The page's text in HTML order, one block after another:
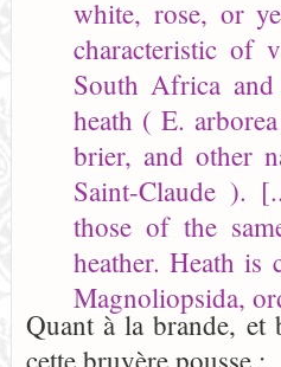
white, rose, or
characteristic of
South Africa
heath ( E.
brier, and other
Saint-Claude ).
those of the
heather. Heath is
Magnoliopsida,
Quant à la brande,
cette bruyère pousse :